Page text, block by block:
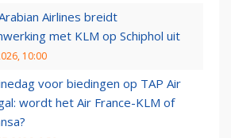
Airlines breidt
met KLM op Schiphol uit
10:00
voor biedingen op TAP Air
wordt het Air France-KLM of